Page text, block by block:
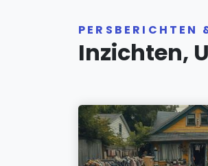
PERSBERICHTEN
Inzichten,